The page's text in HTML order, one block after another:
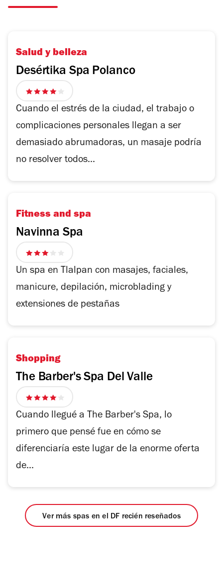
Salud y belleza
Desértika Spa Polanco
4
de
Cuando el estrés de la ciudad, el trabajo o
complicaciones personales llegan a ser
demasiado abrumadoras, un masaje podría
no resolver todos...
Fitness and spa
Navinna Spa
3
de
estrellas
Un spa en Tlalpan con masajes, faciales,
manicure, depilación, microblading y
extensiones de pestañas
Shopping
The Barber's Spa Del Valle
4
de
estrellas
Cuando llegué a The Barber's Spa, lo
primero que pensé fue en cómo se
diferenciaría este lugar de la enorme oferta
de...
Ver más spas en el DF recién reseñados